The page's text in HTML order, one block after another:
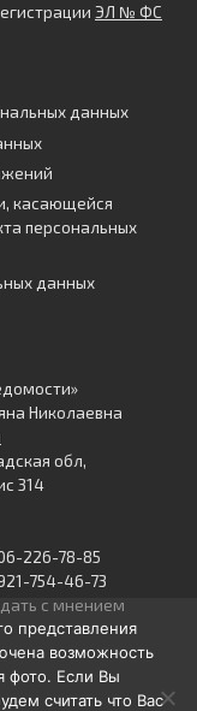
ЭЛ № ФС
данных
касающейся
персональных
данных
Николаевна
обл,
314
226-78-85
754-46-73
с мнением
представления
возможность
фото. Если Вы
считать что Вас